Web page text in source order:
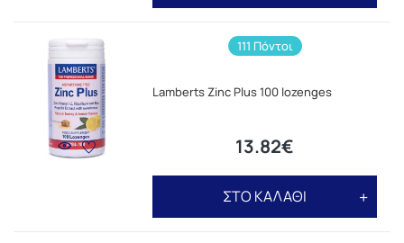
111 Πόντοι
Lamberts Zinc Plus 100 lozenges
13.82€
ΣΤΟ ΚΑΛΑΘΙ